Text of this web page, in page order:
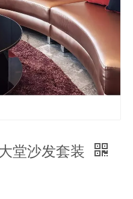
堂沙发套装